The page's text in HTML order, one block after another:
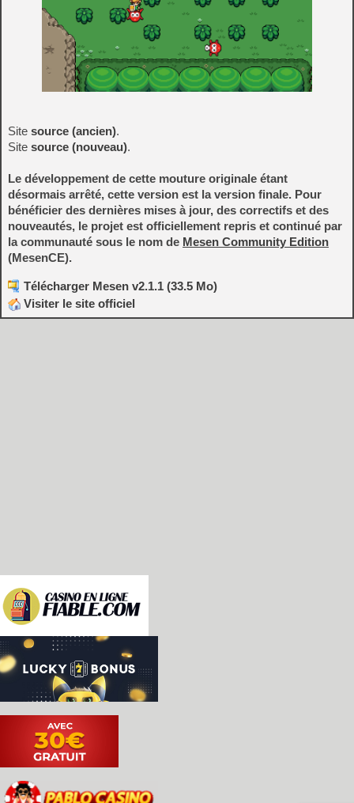
Site source (ancien).
Site source (nouveau).
Le développement de cette mouture originale étant
désormais arrêté, cette version est la version finale. Pour
bénéficier des dernières mises à jour, des correctifs et des
nouveautés, le projet est officiellement repris et continué par
la communauté sous le nom de Mesen Community Edition
(MesenCE).
Télécharger Mesen v2.1.1 (33.5 Mo)
Visiter le site officiel